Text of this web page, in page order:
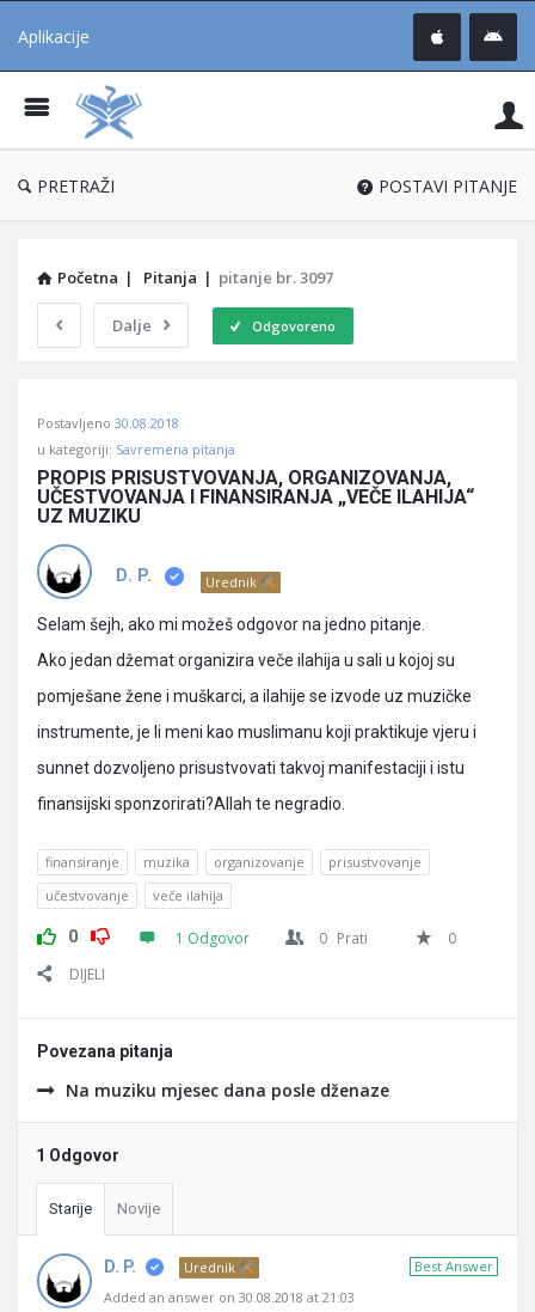
Aplikacije
®
PRETRAŽI POSTAVI PITANJE
Početna | Pitanja | pitanje br. 3097
Dalje Odgovoreno
Učene
Latest
Pitanja
Postavljeno 30.08.2018
u kategoriji: Savremena pitanja
PROPIS PRISUSTVOVANJA, ORGANIZOVANJA,
UČESTVOVANJA I FINANSIRANJA „VEČE ILAHIJA“
UZ MUZIKU
D. P. Urednik
Selam šejh, ako mi možeš odgovor na jedno pitanje.
Ako jedan džemat organizira veče ilahija u sali u kojoj su
pomješane žene i muškarci, a ilahije se izvode uz muzičke
instrumente, je li meni kao muslimanu koji praktikuje vjeru i
sunnet dozvoljeno prisustvovati takvoj manifestaciji i istu
finansijski sponzorirati?Allah te negradio.
finansiranje muzika organizovanje
prisustvovanje
učestvovanje
veče ilahija
0 1 Odgovor 0 Prati
0
DIJELI
Povezana pitanja
Na muziku mjesec dana posle dženaze
1 Odgovor
Starije Novije
Best Answer
D. P.
Urednik
Added an answer on 30.08.2018 at 21:03